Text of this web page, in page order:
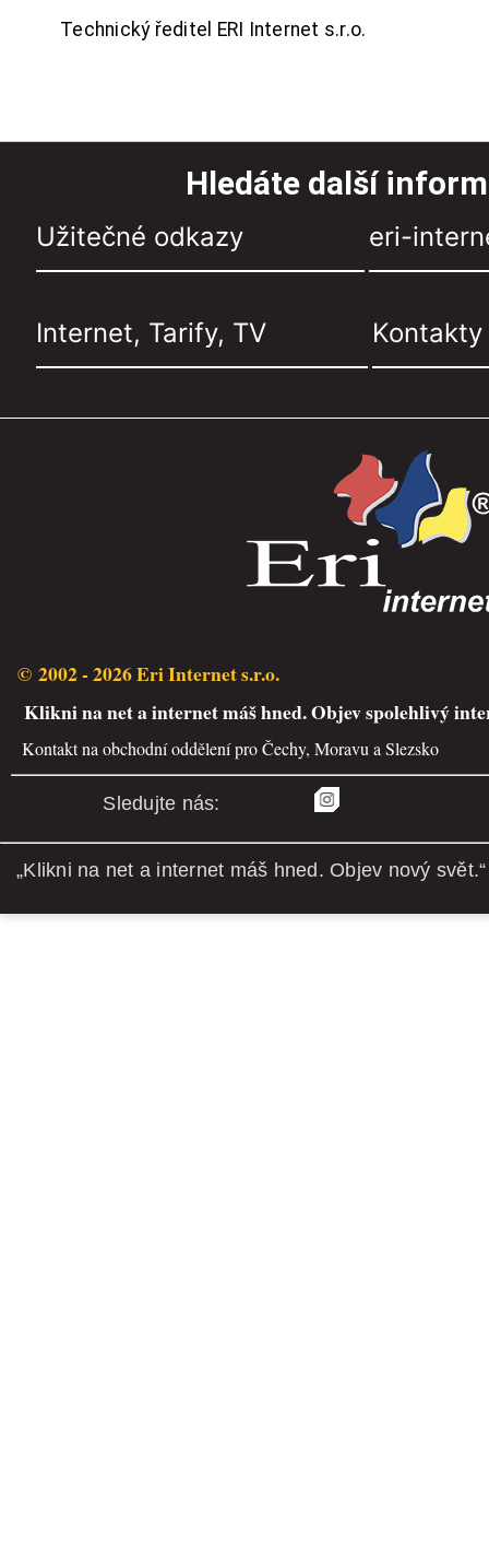
Technický ředitel ERI Internet s.r.o.
Hledáte další
Užitečné odkazy eri-
Internet, Tarify, TV Kontakty
© 2002 - 2026 Eri Internet s.r.o.
Klikni na net a internet máš hned. Objev spolehlivý
Kontakt na obchodní oddělení pro Čechy, Moravu a Slezsko
Sledujte nás:
„Klikni na net a internet máš hned. Objev nový svět.“